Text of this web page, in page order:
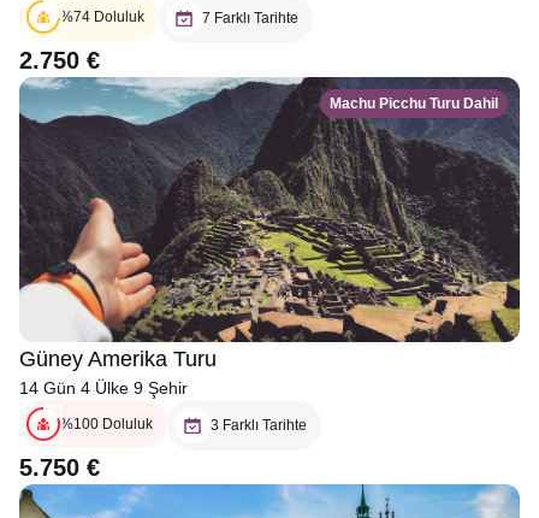
%74 Doluluk 7 Farklı Tarihte
2.750 €
Machu Picchu Turu Dahil
Güney Amerika Turu
14 Gün 4 Ülke 9 Şehir
%100 Doluluk 3 Farklı Tarihte
5.750 €